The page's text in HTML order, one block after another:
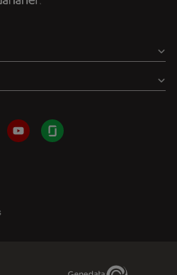
YouTubeGlassdoor
Genedata Link